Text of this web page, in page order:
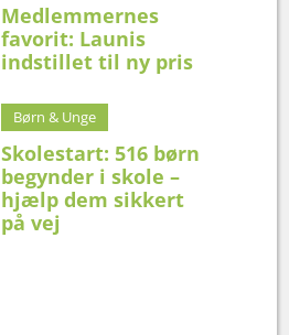
Medlemmernes
favorit: Launis
indstillet til ny pris
Børn & Unge
Skolestart: 516 børn
begynder i skole –
hjælp dem sikkert
på vej